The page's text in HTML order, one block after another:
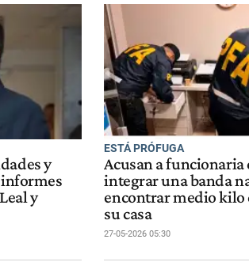
y
y
ESTÁ PRÓFUGA
Acusan a funcionaria
integrar una banda
encontrar medio kilo
su casa
27-05-2026 05:30